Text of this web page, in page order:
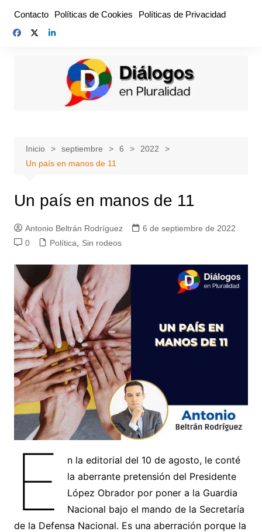
contenido
Contacto Políticas de Cookies Políticas de Privacidad
Inicio septiembre 6
2022
Un país en manos de 11
Un país en manos de 11
Antonio Beltrán Rodríguez
6 de septiembre de 2022
0
Política Sin rodeos
E
n la editorial del 10 de agosto, le conté
la aberrante pretensión del Presidente
López Obrador por poner a la Guardia
Nacional bajo el mando de la Secretaría
de la Defensa Nacional. Es una aberración porque la